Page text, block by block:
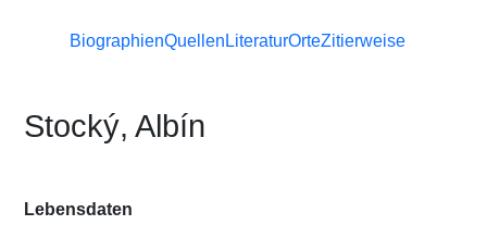
BiographienQuellen LiteraturOrteZitierweise
Stocký, Albín
Lebensdaten